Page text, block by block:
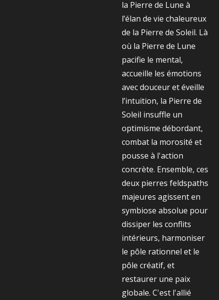
la Pierre de Lune à
l’élan de vie chaleureux
de la Pierre de Soleil. Là
où la Pierre de Lune
pacifie le mental,
accueille les émotions
avec douceur et éveille
l’intuition, la Pierre de
Soleil insuffle un
optimisme débordant,
combat la morosité et
pousse à l'action
concrète. Ensemble, ces
deux pierres feldspaths
majeures agissent en
symbiose absolue pour
dissiper les conflits
intérieurs, harmoniser
le pôle rationnel et le
pôle créatif, et
restaurer une paix
globale. C'est l'allié